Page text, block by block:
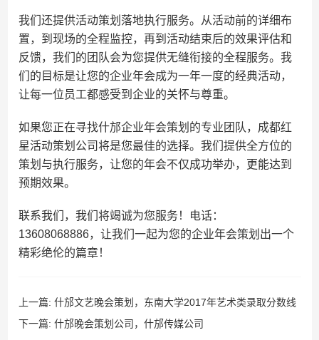
我们还提供活动策划落地执行服务。从活动前的详细布
置，到现场的全程监控，再到活动结束后的效果评估和
反馈，我们的团队会为您提供无缝衔接的全程服务。我
们的目标是让您的企业年会成为一年一度的经典活动，
让每一位员工都感受到企业的关怀与尊重。
如果您正在寻找什邡企业年会策划的专业团队，成都红
星活动策划公司将是您最佳的选择。我们提供全方位的
策划与执行服务，让您的年会不仅成功举办，更能达到
预期效果。
联系我们，我们将竭诚为您服务！电话：
13608068886，让我们一起为您的企业年会策划出一个
精彩绝伦的篇章！
上一篇: 什邡文艺晚会策划，东南大学2017年艺术类录取分数线
下一篇: 什邡晚会策划公司，什邡传媒公司